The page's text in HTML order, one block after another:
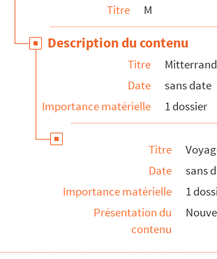
Titre M
Description du contenu
Titre
Date
sans date
Importance matérielle
1 dossier
Titre
Date
sans
Importance matérielle
1
Présentation du
contenu